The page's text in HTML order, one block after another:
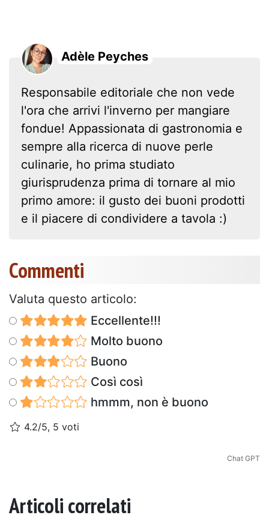
Adèle Peyches
Responsabile editoriale che non vede
l'ora che arrivi l'inverno per mangiare
fondue! Appassionata di gastronomia e
sempre alla ricerca di nuove perle
culinarie, ho prima studiato
giurisprudenza prima di tornare al mio
primo amore: il gusto dei buoni prodotti
e il piacere di condividere a tavola :)
Commenti
Valuta questo articolo:
Eccellente!!!
Molto buono
Buono
Così così
hmmm, non è buono
4.2/5, 5 voti
Chat GPT
Articoli correlati